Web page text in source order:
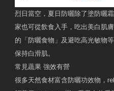
烈日當空，夏日防曬除了塗防曬
家也可從飲食入手，吃出美白肌
的「防曬食物」及避吃高光敏物
保持白滑肌。
常見蔬果 強效有營
很多天然食材富含防曬功效物，